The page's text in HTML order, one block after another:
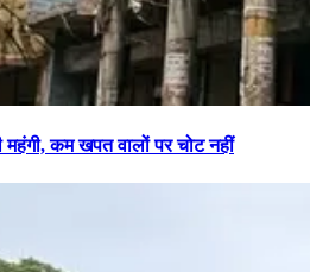
महंगी, कम खपत वालों पर चोट नहीं